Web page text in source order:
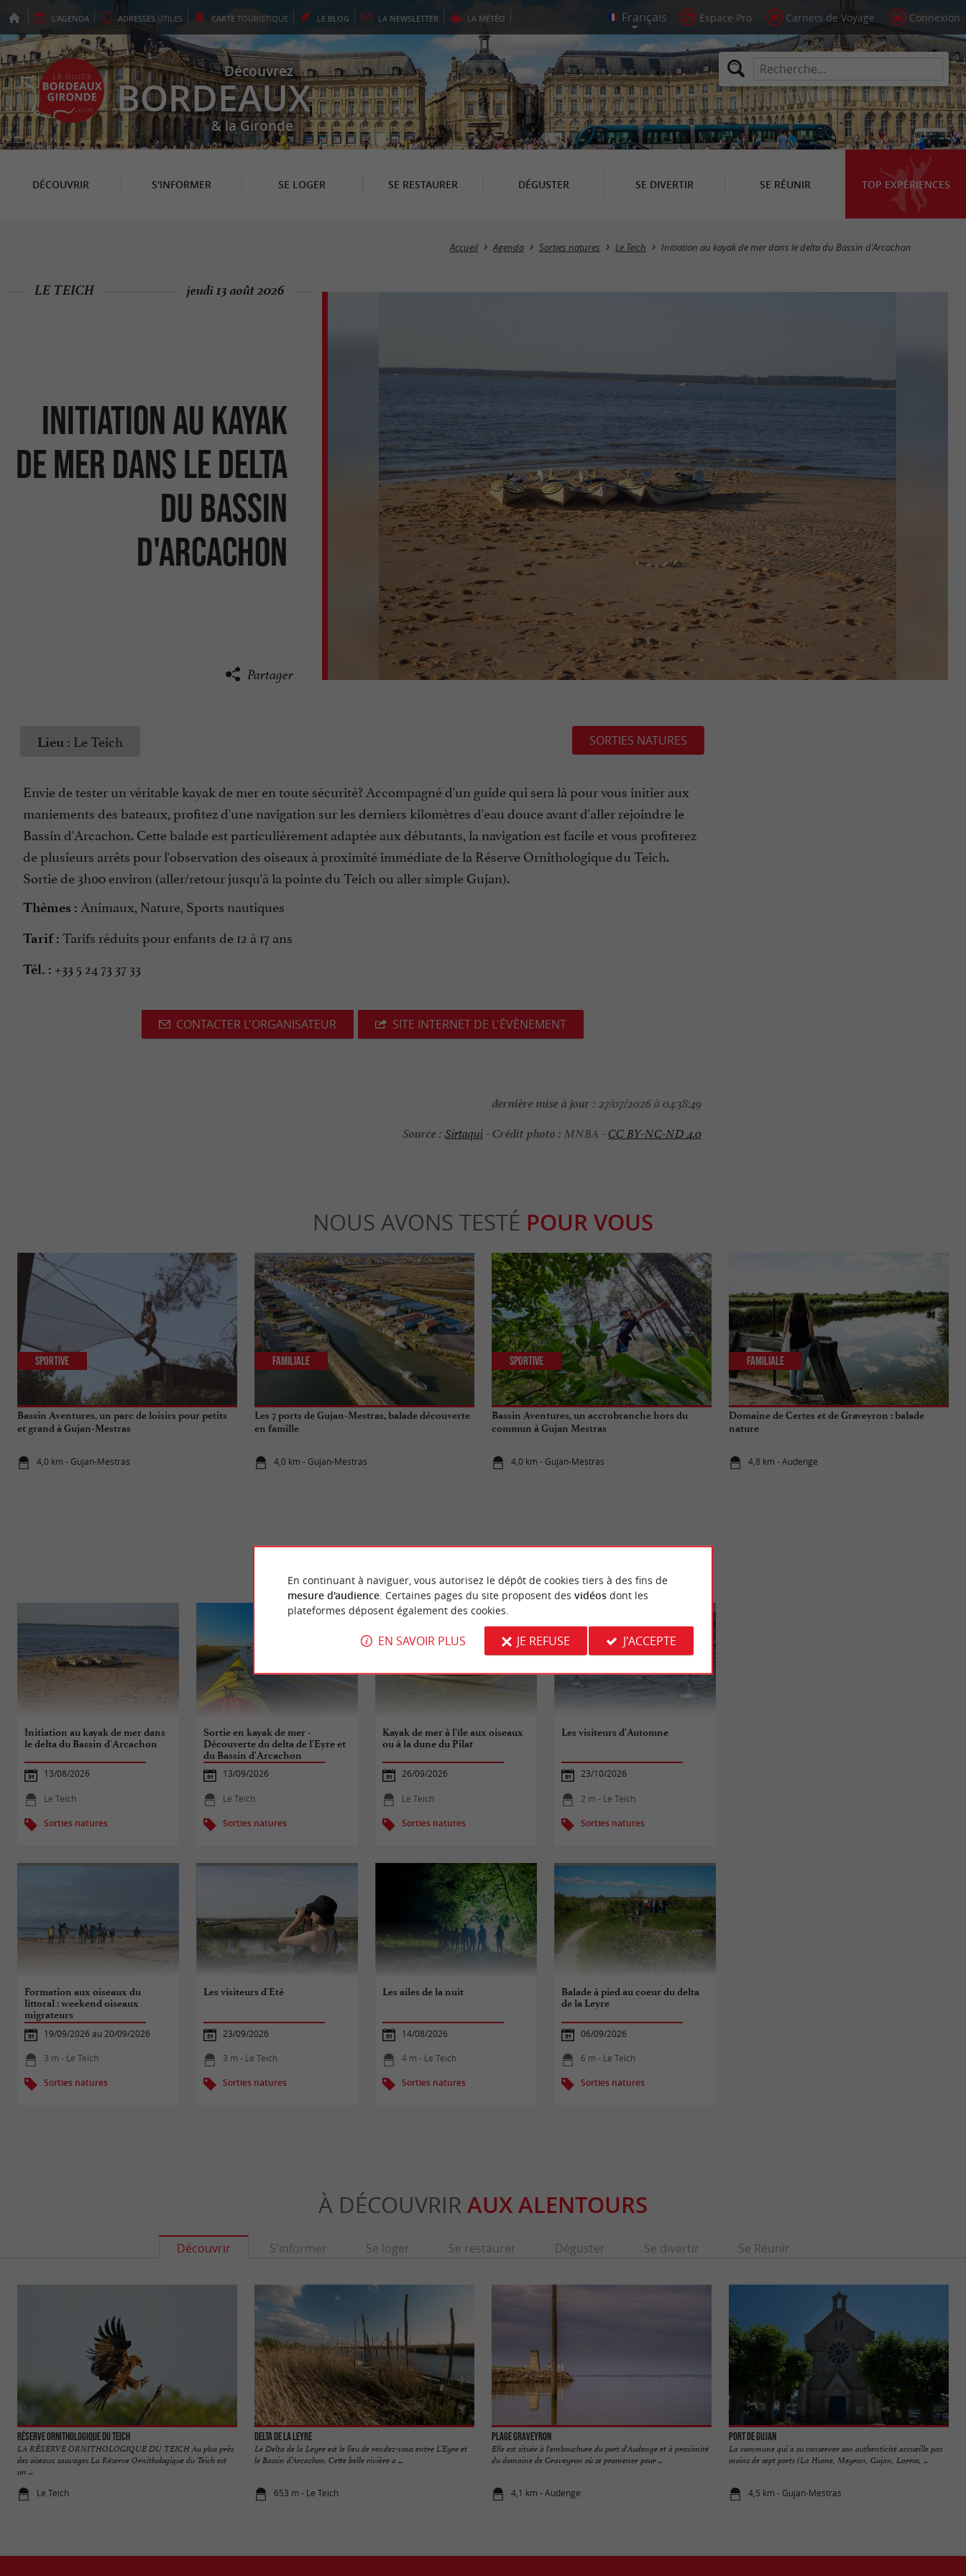
L'AGENDA ADRESSES UTILES CARTE TOURISTIQUE LE BLOG LA NEWSLETTER LA MÉTÉO Espace Pro Carnets de Voyage Connexion
Découvrez
BORDEAUX
& la Gironde
DÉCOUVRIR S'INFORMER SE LOGER SE RESTAURER DÉGUSTER SE DIVERTIR SE RÉUNIR TOP EXPÉRIENCES
Accueil Agenda Sorties natures Le Teich Initiation au kayak de mer dans le delta du Bassin d'Arcachon
Initiation au kayak
de mer dans le delta
du Bassin
d'Arcachon
LE TEICH jeudi 13 août 2026
Partager
Lieu : Le Teich SORTIES NATURES
Envie de tester un véritable kayak de mer en toute sécurité? Accompagné d'un guide qui sera là pour vous initier aux
maniements des bateaux, profitez d'une navigation sur les derniers kilomètres d'eau douce avant d'aller rejoindre le
Bassin d'Arcachon. Cette balade est particulièrement adaptée aux débutants, la navigation est facile et vous profiterez
de plusieurs arrêts pour l'observation des oiseaux à proximité immédiate de la Réserve Ornithologique du Teich.
Sortie de 3h00 environ (aller/retour jusqu'à la pointe du Teich ou aller simple Gujan).
Thèmes : Animaux, Nature, Sports nautiques
Tarif : Tarifs réduits pour enfants de 12 à 17 ans
Tél. : +33 5 24 73 37 33
CONTACTER L'ORGANISATEUR SITE INTERNET DE L'ÉVÈNEMENT
dernière mise à jour : 27/07/2026 à 04:38:49
Source : Sirtaqui-Crédit photo : MNBA -CC BY-NC-ND 4.0
NOUS AVONS TESTÉ POUR VOUS
Bassin Aventures, un parc de loisirs pour petits
et grand à Gujan-Mestras
4,0 km - Gujan-Mestras
Sportive
Les 7 ports de Gujan-Mestras, balade découverte
en famille
4,0 km - Gujan-Mestras
Familiale
Bassin Aventures, un accrobranche hors du
commun à Gujan Mestras
4,0 km - Gujan-Mestras
Sportive
Domaine de Certes et de Graveyron : balade
nature
4,8 km - Audenge
Familiale
ÉVÈNEMENTSAU TEICH
Initiation au kayak de mer dans
le delta du Bassin d'Arcachon
13/08/2026
Le Teich
Sorties natures
Sortie en kayak de mer -
Découverte du delta de l'Eyre et
du Bassin d'Arcachon
13/09/2026
Le Teich
Sorties natures
Kayak de mer à l'île aux oiseaux
ou à la dune du Pilat
26/09/2026
Le Teich
Sorties natures
Les visiteurs d'Automne
23/10/2026
2 m - Le Teich
Sorties natures
Formation aux oiseaux du
littoral : weekend oiseaux
migrateurs
19/09/2026 au 20/09/2026
3 m - Le Teich
Sorties natures
Les visiteurs d'Eté
23/09/2026
3 m - Le Teich
Sorties natures
Les ailes de la nuit
14/08/2026
4 m - Le Teich
Sorties natures
Balade à pied au coeur du delta
de la Leyre
06/09/2026
6 m - Le Teich
Sorties natures
À DÉCOUVRIR AUX ALENTOURS
Découvrir S'informer Se loger Se restaurer Déguster Se divertir Se Réunir
Réserve Orni­thologique du Teich
LA RÉSERVE ORNITHOLOGIQUE DU TEICH Au plus près
des oiseaux sauvages La Réserve Ornithologique du Teich est
un ...
Le Teich
Delta de la Leyre
Le Delta de la Leyre est le lieu de rendez-vous entre L’Eyre et
le Bassin d’Arcachon. Cette belle rivière a ...
653 m - Le Teich
Plage Graveyron
Elle est située à l'embouchure du port d'Audenge et à proximité
du domaine de Graveyron où se promener pour ...
4,1 km - Audenge
Port de Gujan
La commune qui a su conserver son authenticité accueille pas
moins de sept ports (La Hume, Meyran, Gujan, Larros, ...
4,5 km - Gujan-Mestras
En continuant à naviguer, vous autorisez le dépôt de cookies tiers à des fins de
mesure d'audience. Certaines pages du site proposent des vidéosdont les
plateformes déposent également des cookies.
EN SAVOIR PLUS JE REFUSE J'ACCEPTE